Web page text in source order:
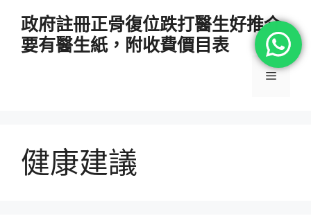
政府註冊正骨復位跌打醫生好推介
要有醫生紙，附收費價目表
選
健康建議